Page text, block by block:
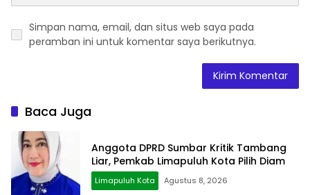
Simpan nama, email, dan situs web saya pada
peramban ini untuk komentar saya berikutnya.
Baca Juga
Anggota DPRD Sumbar Kritik Tambang
Liar, Pemkab Limapuluh Kota Pilih Diam
Limapuluh Kota Agustus 8, 2026